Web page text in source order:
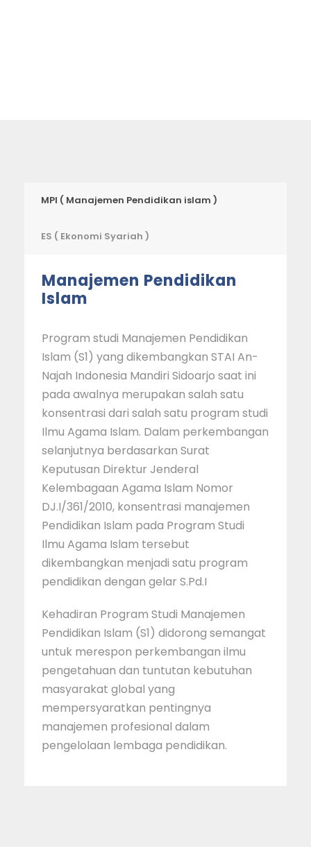
MPI ( Manajemen Pendidikan islam )
ES ( Ekonomi Syariah )
Manajemen Pendidikan
Islam
Program studi Manajemen Pendidikan
Islam (S1) yang dikembangkan STAI An-
Najah Indonesia Mandiri Sidoarjo saat ini
pada awalnya merupakan salah satu
konsentrasi dari salah satu program studi
Ilmu Agama Islam. Dalam perkembangan
selanjutnya berdasarkan Surat
Keputusan Direktur Jenderal
Kelembagaan Agama Islam Nomor
DJ.I/361/2010, konsentrasi manajemen
Pendidikan Islam pada Program Studi
Ilmu Agama Islam tersebut
dikembangkan menjadi satu program
pendidikan dengan gelar S.Pd.I
Kehadiran Program Studi Manajemen
Pendidikan Islam (S1) didorong semangat
untuk merespon perkembangan ilmu
pengetahuan dan tuntutan kebutuhan
masyarakat global yang
mempersyaratkan pentingnya
manajemen profesional dalam
pengelolaan lembaga pendidikan.